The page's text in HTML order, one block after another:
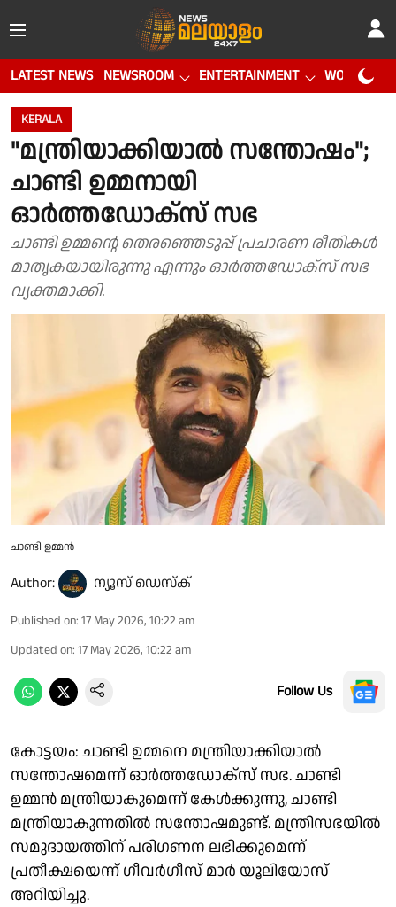
LATEST NEWS NEWSROOM ENTERTAINMENT WORLD CUP
KERALA
"മന്ത്രിയാക്കിയാൽ സന്തോഷം";
ചാണ്ടി ഉമ്മനായി
ഓർത്തഡോക്സ് സഭ
ചാണ്ടി ഉമ്മൻ്റെ തെരഞ്ഞെടുപ്പ് പ്രചാരണ രീതികൾ
മാതൃകയായിരുന്നു എന്നും ഓർത്തഡോക്സ് സഭ
വ്യക്തമാക്കി.
ചാണ്ടി ഉമ്മൻ
Author: ന്യൂസ് ഡെസ്ക്
Published on: 17 May 2026, 10:22 am
Updated on: 17 May 2026, 10:22 am
Follow Us
കോട്ടയം: ചാണ്ടി ഉമ്മനെ മന്ത്രിയാക്കിയാൽ
സന്തോഷമെന്ന് ഓർത്തഡോക്സ് സഭ. ചാണ്ടി
ഉമ്മൻ മന്ത്രിയാകുമെന്ന് കേൾക്കുന്നു, ചാണ്ടി
മന്ത്രിയാകുന്നതിൽ സന്തോഷമുണ്ട്. മന്ത്രിസഭയിൽ
സമുദായത്തിന് പരിഗണന ലഭിക്കുമെന്ന്
പ്രതീക്ഷയെന്ന് ഗീവർഗീസ് മാർ യൂലിയോസ്
അറിയിച്ചു.